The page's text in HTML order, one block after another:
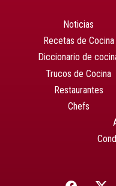
Noticias
Recetas de Cocina
Diccionario de
Trucos de Cocina
Restaurantes
Chefs